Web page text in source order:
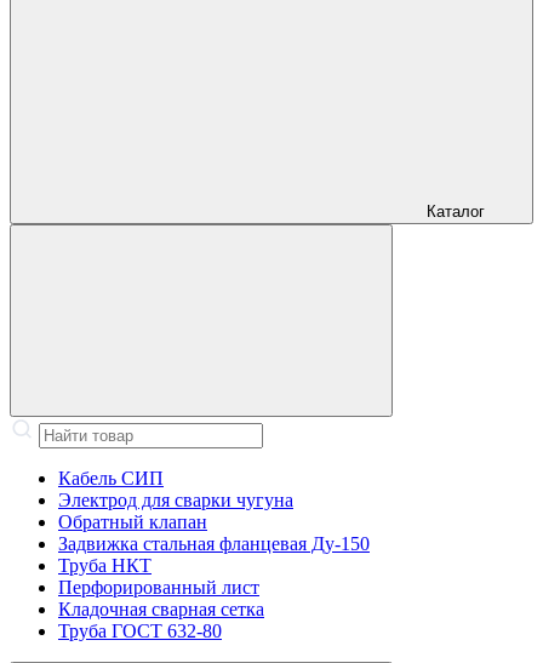
Каталог
Кабель СИП
Электрод для сварки чугуна
Обратный клапан
Задвижка стальная фланцевая Ду-150
Труба НКТ
Перфорированный лист
Кладочная сварная сетка
Труба ГОСТ 632-80